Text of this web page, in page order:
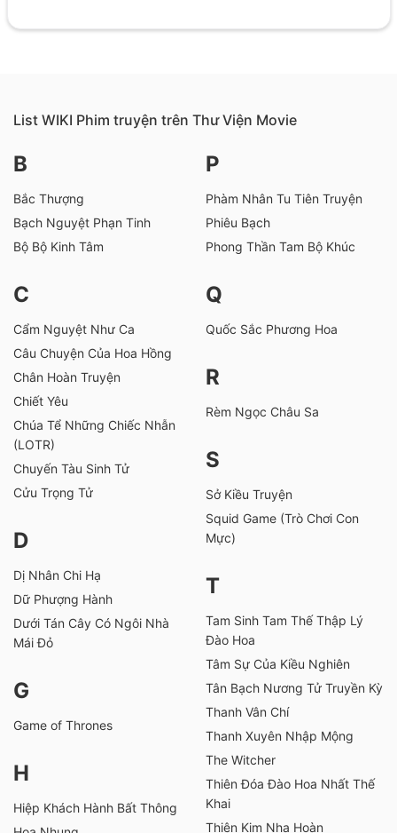
List WIKI Phim truyện trên Thư Viện Movie
B
Bắc Thượng
Bạch Nguyệt Phạn Tinh
Bộ Bộ Kinh Tâm
C
Cẩm Nguyệt Như Ca
Câu Chuyện Của Hoa Hồng
Chân Hoàn Truyện
Chiết Yêu
Chúa Tể Những Chiếc Nhẫn
(LOTR)
Chuyến Tàu Sinh Tử
Cửu Trọng Tử
D
Dị Nhân Chi Hạ
Dữ Phượng Hành
Dưới Tán Cây Có Ngôi Nhà
Mái Đỏ
G
Game of Thrones
H
Hiệp Khách Hành Bất Thông
P
Phàm Nhân Tu Tiên Truyện
Phiêu Bạch
Phong Thần Tam Bộ Khúc
Q
Quốc Sắc Phương Hoa
R
Rèm Ngọc Châu Sa
S
Sở Kiều Truyện
Squid Game (Trò Chơi Con
Mực)
T
Tam Sinh Tam Thế Thập Lý
Đào Hoa
Tâm Sự Của Kiều Nghiên
Tân Bạch Nương Tử Truyền Kỳ
Thanh Vân Chí
Thanh Xuyên Nhập Mộng
The Witcher
Thiên Đóa Đào Hoa Nhất Thế
Khai
Thiên Kim Nha Hoàn